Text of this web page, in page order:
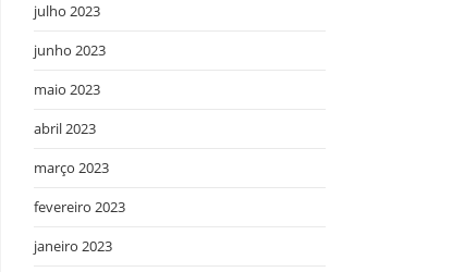
julho 2023
junho 2023
maio 2023
abril 2023
março 2023
fevereiro 2023
janeiro 2023